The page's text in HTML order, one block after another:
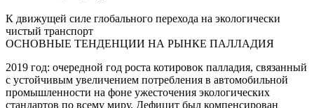
К движущей силе глобального перехода на экологически
чистый транспорт
ОСНОВНЫЕ ТЕНДЕНЦИИ НА РЫНКЕ ПАЛЛАДИЯ
2019 год: очередной год роста котировок палладия, связанный
с устойчивым увеличением потребления в автомобильной
промышленности на фоне ужесточения экологических
стандартов по всему миру. Дефицит был компенсирован